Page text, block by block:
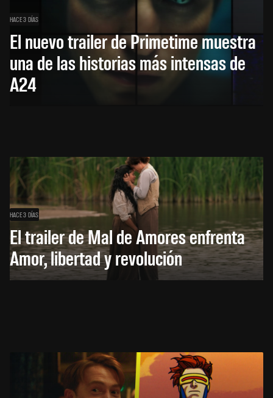
HACE 3 DÍAS
El nuevo trailer de Primetime muestra
una de las historias más intensas de
A24
HACE 3 DÍAS
El trailer de Mal de Amores enfrenta
Amor, libertad y revolución